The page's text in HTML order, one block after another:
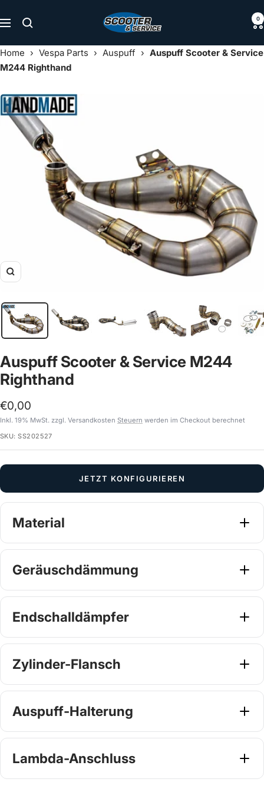
zum
Navigation
Scooter
Service
0
Home › Vespa Parts › Auspuff › Auspuff Scooter & Service
M244 Righthand
Zoom
Auspuff Scooter & Service M244
Righthand
Angebotspreis
€0,00
Inkl. 19% MwSt. zzgl. Versandkosten Steuern werden im Checkout berechnet
SKU:SS202527
JETZT KONFIGURIEREN
Material
Stahl oder Edelstahl(0/1) Wähle ein Produkt
Auspuff M244 Righthand - Stahl
Geräuschdämmung
Innendämmung Scooter &
(0/1)
Endschalldämpfer
Endschalldämpfer(0/1) Wähle ein Produkt
Zylinder-Flansch
Wähle den passenden Zylinder-
(0/1)
Auspuff-Halterung
Wähle die passende
(0/1)
Lambda-Anschluss
Anbringung Lambda-Flansch(0/1) optional wählbar